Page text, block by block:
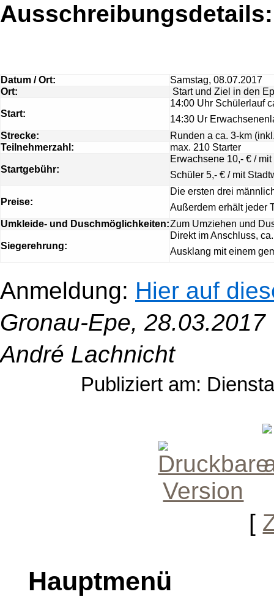
Ausschreibungsdetails:
Datum / Ort:
Samstag, 08.07.2017
Ort:
Start und Ziel in den
Start:
14:00 Uhr Schülerlauf
14:30 Ur
Strecke:
Runden a ca. 3-km
Teilnehmerzahl:
max. 210 Starter
Startgebühr:
Erwachsene 10,- € /
Schüler 5,- € / mit
Preise:
Die ersten drei
Außerdem erhält jeder
Umkleide- und Duschmöglichkeiten:Zum Umziehen und
Siegerehrung:
Direkt im Anschluss,
Ausklang mit einem
Anmeldung: Hier auf
Gronau-Epe, 28.03.2017
André Lachnicht
Publiziert am:
[
Hauptmenü